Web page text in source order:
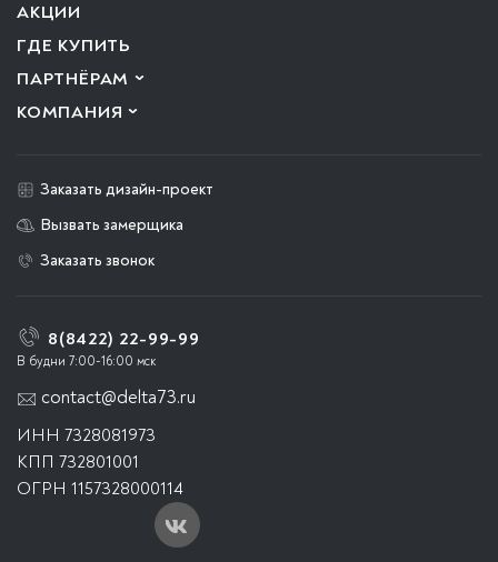
АКЦИИ
ГДЕ КУПИТЬ
ПАРТНЁРАМ
КОМПАНИЯ
Заказать дизайн-проект
Вызвать замерщика
Заказать звонок
8(8422) 22-99-99
В будни 7:00-16:00 мск
contact@delta73.ru
ИНН 7328081973
КПП 732801001
ОГРН 1157328000114